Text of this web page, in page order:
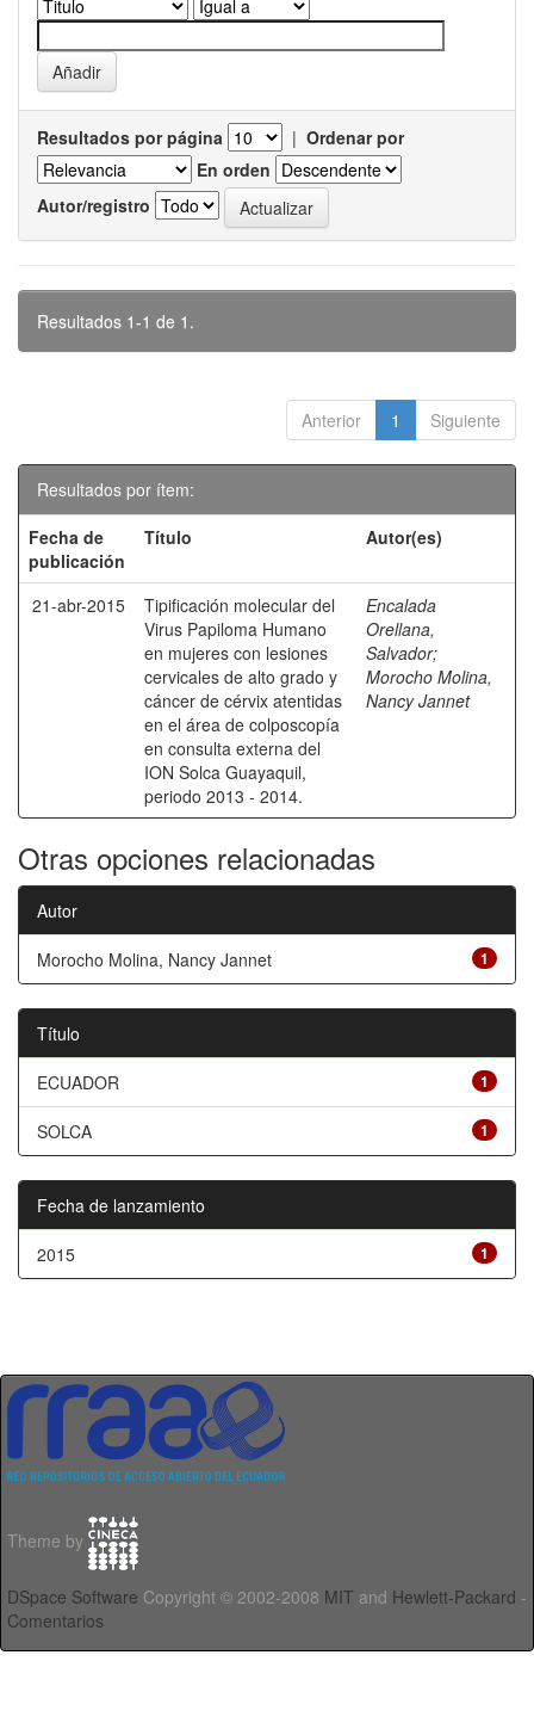
Resultados por página | Ordenar por
En orden
Autor/registro
Resultados 1-1 de 1.
Anterior 1 Siguiente
Resultados por ítem:
Fecha de
publicación
Título Autor(es)
21-abr-2015
Tipificación molecular del
Virus Papiloma Humano
en mujeres con lesiones
cervicales de alto grado y
cáncer de cérvix atentidas
en el área de colposcopía
en consulta externa del
ION Solca Guayaquil,
periodo 2013 - 2014.
Encalada
Orellana,
Salvador;
Morocho Molina,
Nancy Jannet
Otras opciones relacionadas
Autor
1
Morocho Molina, Nancy Jannet
Título
1
ECUADOR
1
SOLCA
Fecha de lanzamiento
1
2015
Theme by
DSpace Software Copyright © 2002-2008 MIT and Hewlett-Packard -
Comentarios